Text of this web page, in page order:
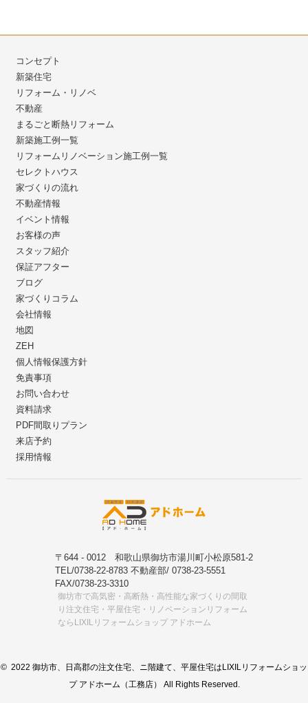
コンセプト
新築住宅
リフォーム・リノベ
不動産
まるごと断熱リフォーム
新築施工例一覧
リフォームリノベーション施工例一覧
セレクトハウス
家づくりの流れ
不動産情報
イベント情報
お客様の声
スタッフ紹介
保証アフター
ブログ
家づくりコラム
会社情報
地図
ZEH
個人情報保護方針
免責事項
お問い合わせ
資料請求
PDF間取りプラン
来店予約
採用情報
〒644 - 0012 和歌山県御坊市湯川町小松原581-2
TEL/0738-22-8783 不動産部/ 0738-23-5551
FAX/0738-23-3310
御坊市で高気密・高断熱・高性能な家づくりの間取
り注文住宅・平屋住宅・リノベーションリフォーム
ならLIXILリフォームショップ アドホーム
© 2022 御坊市、日高郡の注文住宅、ニ階建て、平屋住宅はLIXILリフォームショッ
プ アドホーム（工務店） All Rights Reserved.